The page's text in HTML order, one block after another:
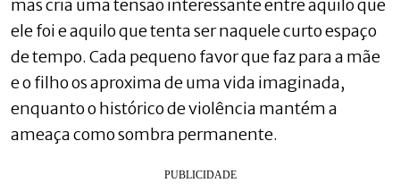
mas cria uma tensão interessante entre aquilo que
ele foi e aquilo que tenta ser naquele curto espaço
de tempo. Cada pequeno favor que faz para a mãe
e o filho os aproxima de uma vida imaginada,
enquanto o histórico de violência mantém a
ameaça como sombra permanente.